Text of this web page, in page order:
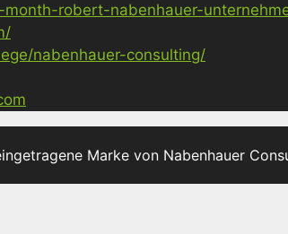
robert-nabenhauer-
nabenhauer-consulting/
Marke von Nabenhauer